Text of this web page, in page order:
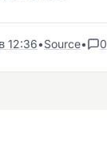
12:36•Source• 0